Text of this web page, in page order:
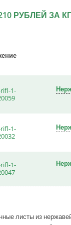
РУБЛЕЙ ЗА
листы из